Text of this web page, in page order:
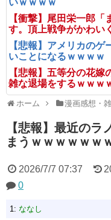
いｗｗｗｗ
【衝撃】尾田栄一郎
す。頂上戦争がかわい
【悲報】アメリカの
いことになるｗｗｗｗ
【悲報】五等分の花
雑な退場をするｗｗｗ
ホーム 漫画感想・
【悲報】最近のラ
まうｗｗｗｗｗｗ
2026/7/7 07:37
0
1: ななし